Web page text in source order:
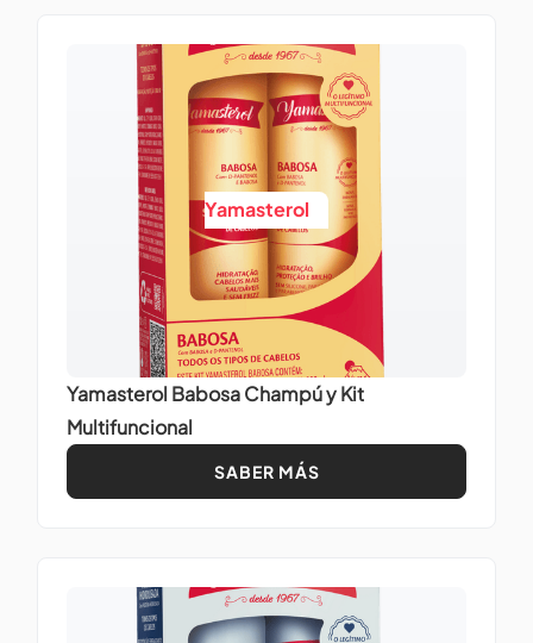
Yamasterol
Yamasterol Babosa Champú y Kit
Multifuncional
SABER MÁS